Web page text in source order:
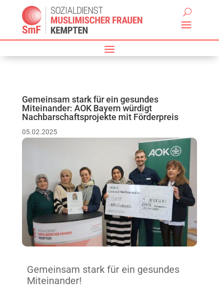
Gemeinsam stark für ein gesundes
Miteinander: AOK Bayern würdigt
Nachbarschaftsprojekte mit Förderpreis
05.02.2025
Gemeinsam stark für ein gesundes
Miteinander!